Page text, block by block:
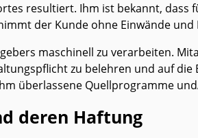
resultiert. Ihm ist bekannt,
der Kunde ohne Einwände und
maschinell zu verarbeiten.
zu belehren und auf
überlassene Quellprogramme
deren Haftung